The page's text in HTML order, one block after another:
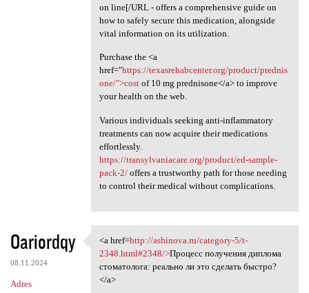
on line[/URL - offers a comprehensive guide on
how to safely secure this medication, alongside
vital information on its utilization.
Purchase the <a
href="https://texasrehabcenter.org/product/prednis
one/">costof 10 mg prednisone</a> to improve
your health on the web.
Various individuals seeking anti-inflammatory
treatments can now acquire their medications
effortlessly.
https://transylvaniacare.org/product/ed-sample-
pack-2/offers a trustworthy path for those needing
to control their medical without complications.
Oariordqy
08.11.2024
Adres
<a href=http://ashinova.ru
<a href=http://ashinova.ru/category-5/t-
2348.html#2348/>Процесс получения диплома
стоматолога: реально ли это сделать быстро?
</a>